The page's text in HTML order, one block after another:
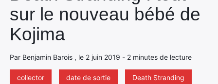
sur le nouveau bébé de
Kojima
Par Benjamin Barois , le 2 juin 2019 - 2 minutes de lecture
collector date de sortie
Death Stranding